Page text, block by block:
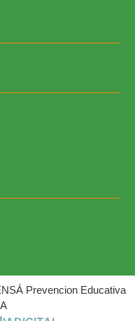
Prevencion Educativa